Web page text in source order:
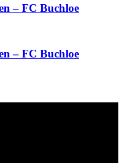
– FC Buchloe
– FC Buchloe